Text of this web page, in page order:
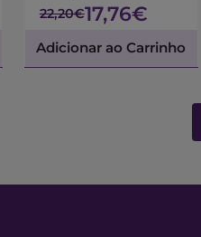
22,20€17,76€
Adicionar ao Carrinho